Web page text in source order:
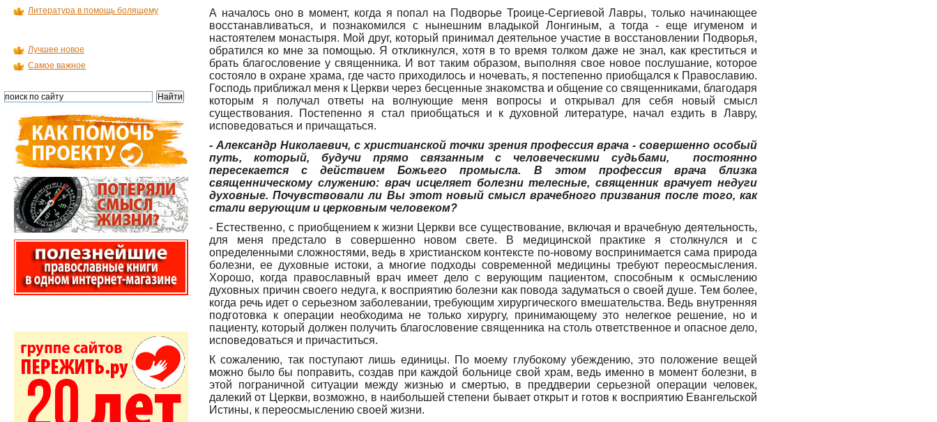
А началось оно в момент, когда я попал на Подворье Троице-Сергиевой Лавры, только начинающее
восстанавливаться, и познакомился с нынешним владыкой Лонгиным, а тогда - еще игуменом и
настоятелем монастыря. Мой друг, который принимал деятельное участие в восстановлении Подворья,
обратился ко мне за помощью. Я откликнулся, хотя в то время толком даже не знал, как креститься и
брать благословение у священника. И вот таким образом, выполняя свое новое послушание, которое
состояло в охране храма, где часто приходилось и ночевать, я постепенно приобщался к Православию.
Господь приближал меня к Церкви через бесценные знакомства и общение со священниками, благодаря
которым я получал ответы на волнующие меня вопросы и открывал для себя новый смысл
существования. Постепенно я стал приобщаться и к духовной литературе, начал ездить в Лавру,
исповедоваться и причащаться.
- Александр Николаевич, с христианской точки зрения профессия врача - совершенно особый
путь, который, будучи прямо связанным с человеческими судьбами, постоянно
пересекается с действием Божьего промысла. В этом профессия врача близка
священническому служению: врач исцеляет болезни телесные, священник врачует недуги
духовные. Почувствовали ли Вы этот новый смысл врачебного призвания после того, как
стали верующим и церковным человеком?
- Естественно, с приобщением к жизни Церкви все существование, включая и врачебную деятельность,
для меня предстало в совершенно новом свете. В медицинской практике я столкнулся и с
определенными сложностями, ведь в христианском контексте по-новому воспринимается сама природа
болезни, ее духовные истоки, а многие подходы современной медицины требуют переосмысления.
Хорошо, когда православный врач имеет дело с верующим пациентом, способным к осмыслению
духовных причин своего недуга, к восприятию болезни как повода задуматься о своей душе. Тем более,
когда речь идет о серьезном заболевании, требующим хирургического вмешательства. Ведь внутренняя
подготовка к операции необходима не только хирургу, принимающему это нелегкое решение, но и
пациенту, который должен получить благословение священника на столь ответственное и опасное дело,
исповедоваться и причаститься.
К сожалению, так поступают лишь единицы. По моему глубокому убеждению, это положение вещей
можно было бы поправить, создав при каждой больнице свой храм, ведь именно в момент болезни, в
этой пограничной ситуации между жизнью и смертью, в преддверии серьезной операции человек,
далекий от Церкви, возможно, в наибольшей степени бывает открыт и готов к восприятию Евангельской
Истины, к переосмыслению своей жизни.
Литература в помощь болящему
Лучшее новое
Самое важное